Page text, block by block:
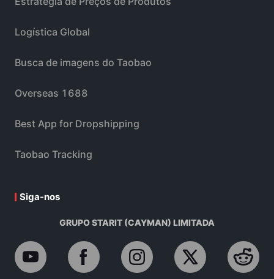
Logística Global
Busca de imagens do Taobao
Overseas 1688
Best App for Dropshipping
Taobao Tracking
Siga-nos
GRUPO STARIT (CAYMAN) LIMITADA